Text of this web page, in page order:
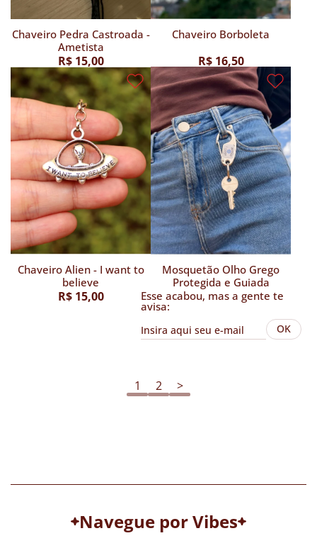
Chaveiro Pedra Castroada -
Ametista
R$ 15,00
Chaveiro Borboleta
R$ 16,50
Chaveiro Alien - I want to
believe
R$ 15,00
Mosquetão Olho Grego
Protegida e Guiada
Esse acabou, mas a gente te
avisa:
OK
1 2 >
Navegue por Vibes